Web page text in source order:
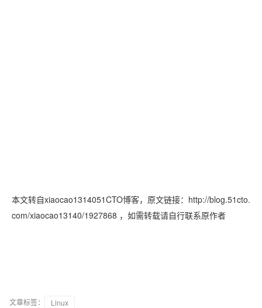
本文转自xiaocao1314051CTO博客，原文链接：http://blog.51cto.
com/xiaocao13140/1927868 ，如需转载请自行联系原作者
文章标签：
Linux